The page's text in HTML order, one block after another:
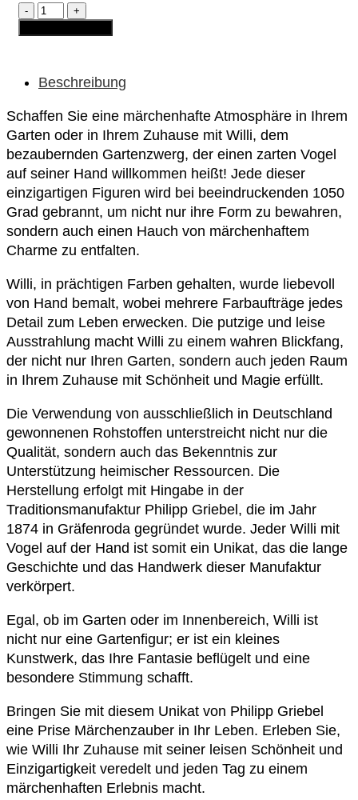
Gartenzwerg
-
Willi
auf
Menge
Beschreibung
Schaffen Sie eine märchenhafte Atmosphäre in Ihrem
Garten oder in Ihrem Zuhause mit Willi, dem
bezaubernden Gartenzwerg, der einen zarten Vogel
auf seiner Hand willkommen heißt! Jede dieser
einzigartigen Figuren wird bei beeindruckenden 1050
Grad gebrannt, um nicht nur ihre Form zu bewahren,
sondern auch einen Hauch von märchenhaftem
Charme zu entfalten.
Willi, in prächtigen Farben gehalten, wurde liebevoll
von Hand bemalt, wobei mehrere Farbaufträge jedes
Detail zum Leben erwecken. Die putzige und leise
Ausstrahlung macht Willi zu einem wahren Blickfang,
der nicht nur Ihren Garten, sondern auch jeden Raum
in Ihrem Zuhause mit Schönheit und Magie erfüllt.
Die Verwendung von ausschließlich in Deutschland
gewonnenen Rohstoffen unterstreicht nicht nur die
Qualität, sondern auch das Bekenntnis zur
Unterstützung heimischer Ressourcen. Die
Herstellung erfolgt mit Hingabe in der
Traditionsmanufaktur Philipp Griebel, die im Jahr
1874 in Gräfenroda gegründet wurde. Jeder Willi mit
Vogel auf der Hand ist somit ein Unikat, das die lange
Geschichte und das Handwerk dieser Manufaktur
verkörpert.
Egal, ob im Garten oder im Innenbereich, Willi ist
nicht nur eine Gartenfigur; er ist ein kleines
Kunstwerk, das Ihre Fantasie beflügelt und eine
besondere Stimmung schafft.
Bringen Sie mit diesem Unikat von Philipp Griebel
eine Prise Märchenzauber in Ihr Leben. Erleben Sie,
wie Willi Ihr Zuhause mit seiner leisen Schönheit und
Einzigartigkeit veredelt und jeden Tag zu einem
märchenhaften Erlebnis macht.